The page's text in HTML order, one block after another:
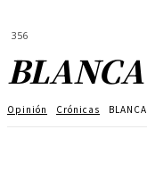
356
BLANCA
Opinión Crónicas BLANCA